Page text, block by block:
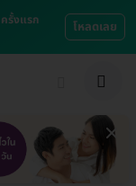
รั้งแรก
โหลดเลย